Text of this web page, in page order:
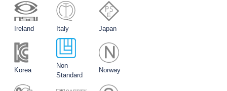
Ireland Italy Japan
Korea
Non
Standard
Norway